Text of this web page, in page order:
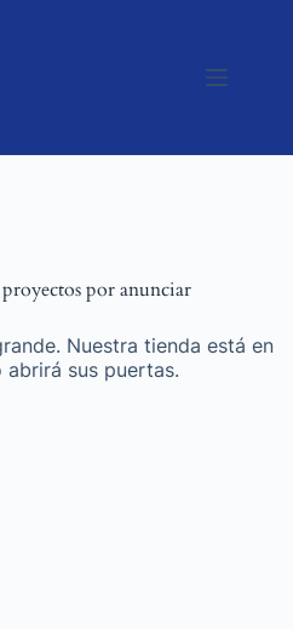
por anunciar
Nuestra tienda está en
sus puertas.